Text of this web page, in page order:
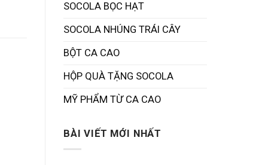
SOCOLA BỌC HẠT
SOCOLA NHÚNG TRÁI CÂY
BỘT CA CAO
HỘP QUÀ TẶNG SOCOLA
MỸ PHẨM TỪ CA CAO
BÀI VIẾT MỚI NHẤT